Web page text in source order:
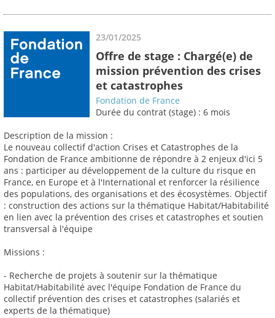
23/01/2025
Offre de stage : Chargé(e) de
mission prévention des crises
et catastrophes
Fondation de France
Durée du contrat (stage) : 6 mois
Description de la mission :
Le nouveau collectif d'action Crises et Catastrophes de la
Fondation de France ambitionne de répondre à 2 enjeux d'ici 5
ans : participer au développement de la culture du risque en
France, en Europe et à l'International et renforcer la résilience
des populations, des organisations et des écosystèmes. Objectif
: construction des actions sur la thématique Habitat/Habitabilité
en lien avec la prévention des crises et catastrophes et soutien
transversal à l'équipe
Missions :
- Recherche de projets à soutenir sur la thématique
Habitat/Habitabilité avec l'équipe Fondation de France du
collectif prévention des crises et catastrophes (salariés et
experts de la thématique)